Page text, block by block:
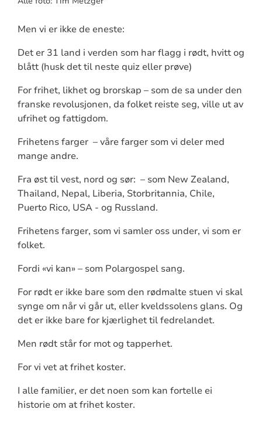
Men vi er ikke de eneste:
Det er 31 land i verden som har flagg i rødt, hvitt og
blått (husk det til neste quiz eller prøve)
For frihet, likhet og brorskap – som de sa under den
franske revolusjonen, da folket reiste seg, ville ut av
ufrihet og fattigdom.
Frihetens farger – våre farger som vi deler med
mange andre.
Fra øst til vest, nord og sør: – som New Zealand,
Thailand, Nepal, Liberia, Storbritannia, Chile,
Puerto Rico, USA - og Russland.
Frihetens farger, som vi samler oss under, vi som er
folket.
Fordi «vi kan» – som Polargospel sang.
For rødt er ikke bare som den rødmalte stuen vi skal
synge om når vi går ut, eller kveldssolens glans. Og
det er ikke bare for kjærlighet til fedrelandet.
Men rødt står for mot og tapperhet.
For vi vet at frihet koster.
I alle familier, er det noen som kan fortelle ei
historie om at frihet koster.